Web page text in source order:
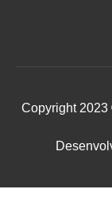
Copyright 2023